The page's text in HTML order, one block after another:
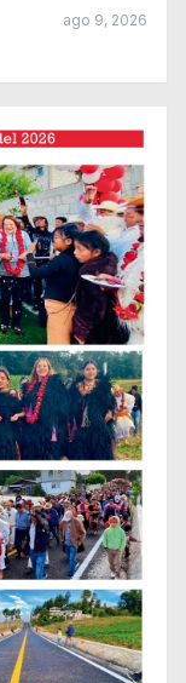
ago 9, 2026